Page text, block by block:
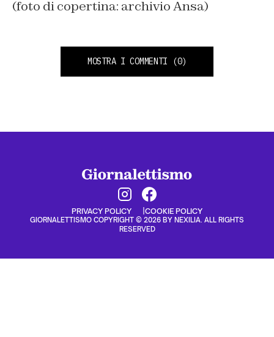
(foto di copertina: archivio Ansa)
MOSTRA I COMMENTI (0)
PRIVACY POLICY COOKIE POLICY
GIORNALETTISMO COPYRIGHT © 2026 BY NEXILIA. ALL RIGHTS
RESERVED